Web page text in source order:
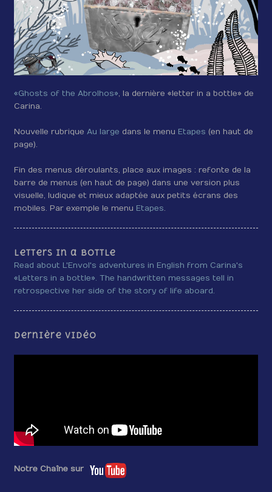
«Ghosts of the Abrolhos», la dernière «letter in a bottle» de
Carina.
Nouvelle rubriqueAu large dans le menu Etapes (en haut de
page).
Fin des menus déroulants, place aux images : refonte de la
barre de menus (en haut de page) dans une version plus
visuelle, ludique et mieux adaptée aux petits écrans des
mobiles. Par exemple le menu Etapes.
Letters in a bottle
Read about L'Envol's adventures in English from Carina's
«Letters in a bottle». The handwritten messages tell in
retrospective her side of the story of life aboard.
Dernière vidéo
Notre Chaîne sur